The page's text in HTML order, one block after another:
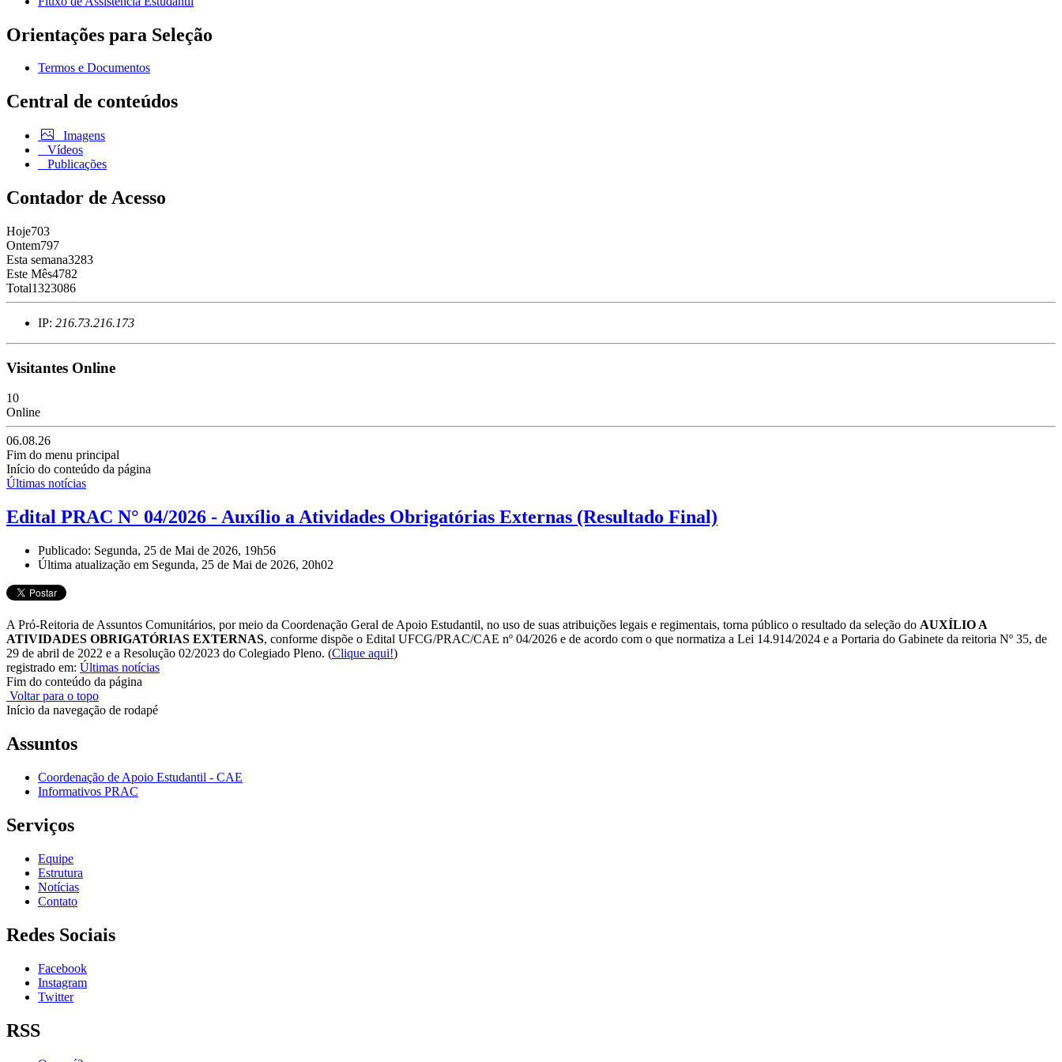
Orientações para Seleção
Termos e Documentos
Central de conteúdos
Imagens
Vídeos
Publicações
Contador de Acesso
Hoje703
Ontem797
Esta semana3283
Este Mês4782
Total1323086
IP: 216.73.216.173
Visitantes Online
10
Online
06.08.26
Fim do menu principal
Início do conteúdo da página
Últimas notícias
Edital PRAC N° 04/2026 - Auxílio a Atividades Obrigatórias Externas (Resultado Final)
Publicado: Segunda, 25 de Mai de 2026, 19h56
Última atualização em Segunda, 25 de Mai de 2026, 20h02
A Pró-Reitoria de Assuntos Comunitários, por meio da Coordenação Geral de Apoio Estudantil, no uso de suas atribuições legais e regimentais, torna público o resultado da seleção do AUXÍLIO A
ATIVIDADES OBRIGATÓRIAS EXTERNAS, conforme dispõe o Edital UFCG/PRAC/CAE nº 04/2026 e de acordo com o que normatiza a Lei 14.914/2024 e a Portaria do Gabinete da reitoria Nº 35, de
29 de abril de 2022 e a Resolução 02/2023 do Colegiado Pleno. (Clique aqui!)
registrado em: Últimas notícias
Fim do conteúdo da página
Voltar para o topo
Início da navegação de rodapé
Assuntos
Coordenação de Apoio Estudantil - CAE
Informativos PRAC
Serviços
Equipe
Estrutura
Notícias
Contato
Redes Sociais
Facebook
Instagram
Twitter
RSS